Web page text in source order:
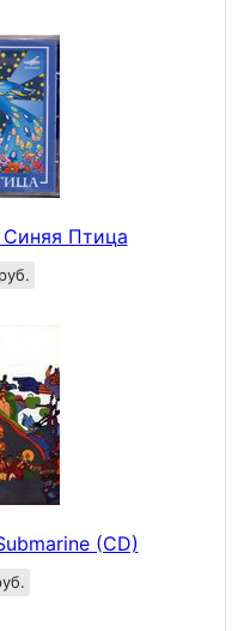
Птица
(CD)